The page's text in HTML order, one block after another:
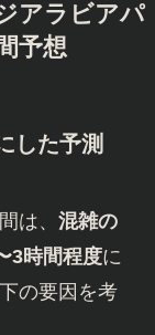
アラビアパ
予想
した予測
は、 混雑の
3時間程度に
の要因を考